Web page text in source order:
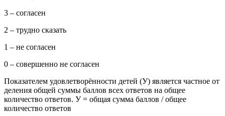
3 – согласен
2 – трудно сказать
1 – не согласен
0 – совершенно не согласен
Показателем удовлетворённости детей (У) является частное от
деления общей суммы баллов всех ответов на общее
количество ответов. У = общая сумма баллов / общее
количество ответов